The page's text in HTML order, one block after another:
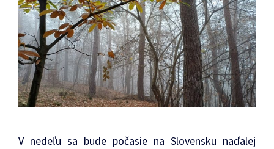
V nedeľu sa bude počasie na Slovensku naďalej